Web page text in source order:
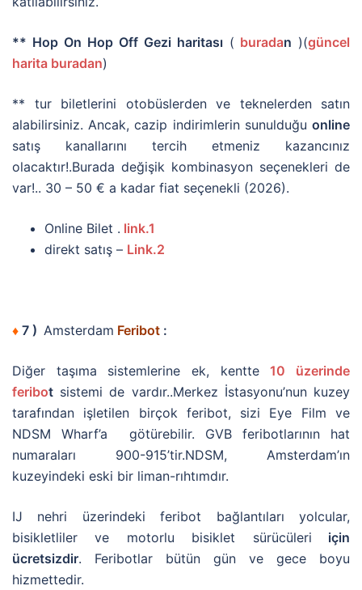
** Hop On Hop Off Gezi haritası ( buradan )(güncel
harita buradan)
** tur biletlerini otobüslerden ve teknelerden satın
alabilirsiniz. Ancak, cazip indirimlerin sunulduğu online
satış kanallarını tercih etmeniz kazancınız
olacaktır!.Burada değişik kombinasyon seçenekleri de
var!.. 30 – 50 € a kadar fiat seçenekli (2026).
Online Bilet . link.1
direkt satış – Link.2
♦ 7 ) Amsterdam Feribot :
Diğer taşıma sistemlerine ek, kentte10 üzerinde
feribot sistemi de vardır..Merkez İstasyonu’nun kuzey
tarafından işletilen birçok feribot, sizi Eye Film ve
NDSM Wharf’a götürebilir. GVB feribotlarının hat
numaraları 900-915’tir.NDSM, Amsterdam’ın
kuzeyindeki eski bir liman-rıhtımdır.
IJ nehri üzerindeki feribot bağlantıları yolcular,
bisikletliler ve motorlu bisiklet sürücüleri için
ücretsizdir. Feribotlar bütün gün ve gece boyu
hizmettedir.